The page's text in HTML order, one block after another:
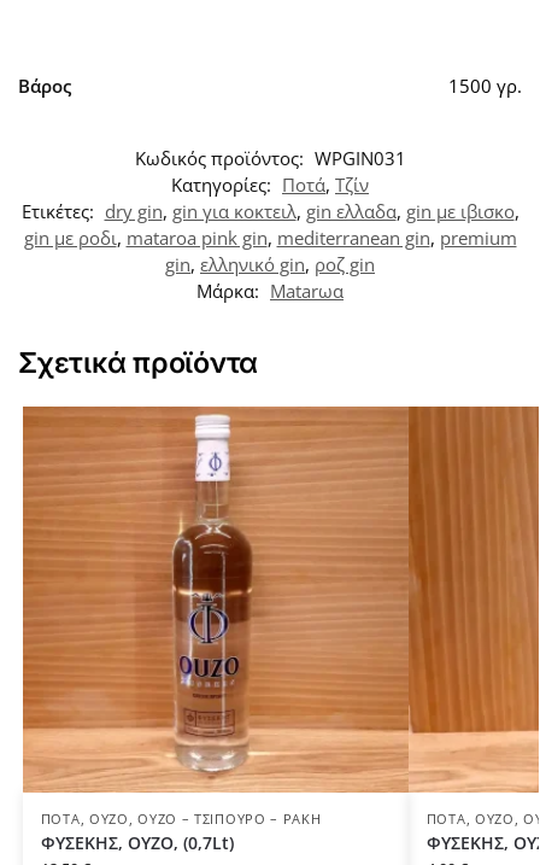
Βάρος 1500 γρ.
Κωδικός προϊόντος: WPGIN031
Κατηγορίες: Ποτά, Τζίν
Ετικέτες: dry gin, gin για κοκτειλ, gin ελλαδα, gin με ιβισκο,
gin με ροδι, mataroa pink gin, mediterranean gin, premium
gin, ελληνικό gin, ροζ gin
Μάρκα: Matarωα
Σχετικά προϊόντα
ΠΟΤΆ ΟΎΖΟ ,ΟΎΖΟ – ΤΣΊΠΟΥΡΟ – ΡΑΚΉ
ΦΥΣΕΚΗΣ, ΟΥΖΟ, (0,7Lt)
ΠΟΤΆ ΟΎΖΟ ,
ΦΥΣΕΚΗΣ,